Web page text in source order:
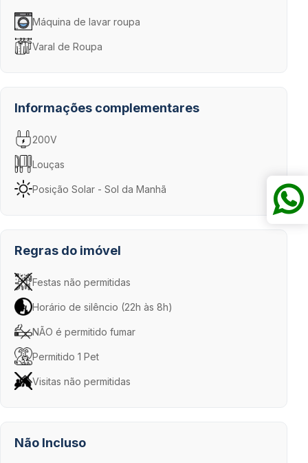
Máquina de lavar roupa
Varal de Roupa
Informações complementares
200V
Louças
Posição Solar - Sol da Manhã
Regras do imóvel
Festas não permitidas
Horário de silêncio (22h às 8h)
NÃO é permitido fumar
Permitido 1 Pet
Visitas não permitidas
Não Incluso